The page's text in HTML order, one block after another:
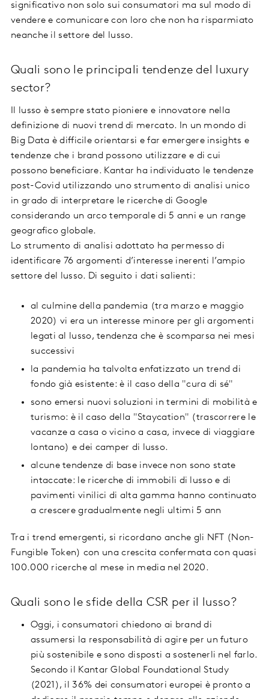
significativo non solo sui consumatori ma sul modo di
vendere e comunicare con loro che non ha risparmiato
neanche il settore del lusso.
Quali sono le principali tendenze del luxury
sector?
Il lusso è sempre stato pioniere e innovatore nella
definizione di nuovi trend di mercato. In un mondo di
Big Data è difficile orientarsi e far emergere insights e
tendenze che i brand possono utilizzare e di cui
possono beneficiare. Kantar ha individuato le tendenze
post-Covid utilizzando uno strumento di analisi unico
in grado di interpretare le ricerche di Google
considerando un arco temporale di 5 anni e un range
geografico globale.
Lo strumento di analisi adottato ha permesso di
identificare 76 argomenti d’interesse inerenti l’ampio
settore del lusso. Di seguito i dati salienti:
al culmine della pandemia (tra marzo e maggio
2020) vi era un interesse minore per gli argomenti
legati al lusso, tendenza che è scomparsa nei mesi
successivi
la pandemia ha talvolta enfatizzato un trend di
fondo già esistente: è il caso della "cura di sé"
sono emersi nuovi soluzioni in termini di mobilità e
turismo: è il caso della "Staycation" (trascorrere le
vacanze a casa o vicino a casa, invece di viaggiare
lontano) e dei camper di lusso.
alcune tendenze di base invece non sono state
intaccate: le ricerche di immobili di lusso e di
pavimenti vinilici di alta gamma hanno continuato
a crescere gradualmente negli ultimi 5 ann
Tra i trend emergenti, si ricordano anche gli NFT (Non-
Fungible Token) con una crescita confermata con quasi
100.000 ricerche al mese in media nel 2020.
Quali sono le sfide della CSR per il lusso?
Oggi, i consumatori chiedono ai brand di
assumersi la responsabilità di agire per un futuro
più sostenibile e sono disposti a sostenerli nel farlo.
Secondo il Kantar Global Foundational Study
(2021), il 36% dei consumatori europei è pronto a